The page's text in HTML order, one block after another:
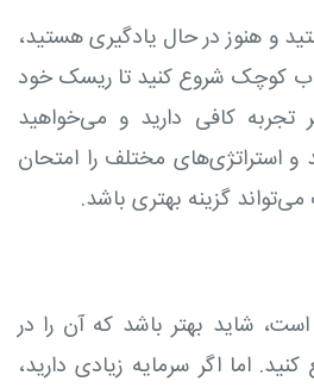
و هنوز در حال یادگیری هستید،
کوچک شروع کنید تا ریسک خود
تجربه کافی دارید و می‌خواهید
استراتژی‌های مختلف را امتحان
گزینه بهتری باشد.
شاید بهتر باشد که آن را در
اما اگر سرمایه زیادی دارید،